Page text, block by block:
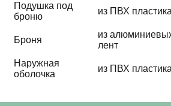
Подушка под
броню
из ПВХ
Броня
из
лент
Наружная
оболочка
из ПВХ